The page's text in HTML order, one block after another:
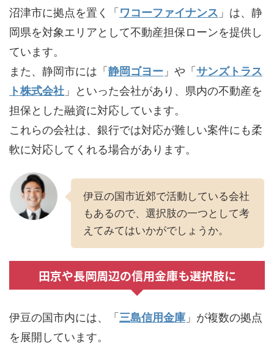
沼津市に拠点を置く「 ワコーファイナンス 」は、静
岡県を対象エリアとして不動産担保ローンを提供し
ています。
また、静岡市には「 静岡ゴヨー 」や「 サンズトラス
ト株式会社 」といった会社があり、県内の不動産を
担保とした融資に対応しています。
これらの会社は、銀行では対応が難しい案件にも柔
軟に対応してくれる場合があります。
伊豆の国市近郊で活動している会社
もあるので、選択肢の一つとして考
えてみてはいかがでしょうか。
田京や長岡周辺の信用金庫も選択肢に
伊豆の国市内には、「 三島信用金庫 」が複数の拠点
を展開しています。